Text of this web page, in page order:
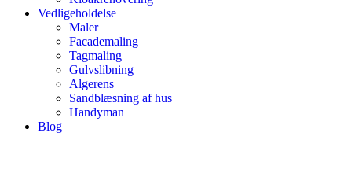
Vedligeholdelse
Maler
Facademaling
Tagmaling
Gulvslibning
Algerens
Sandblæsning af hus
Handyman
Blog